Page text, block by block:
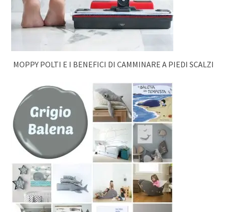
MOPPY POLTI E I BENEFICI DI CAMMINARE A PIEDI SCALZI